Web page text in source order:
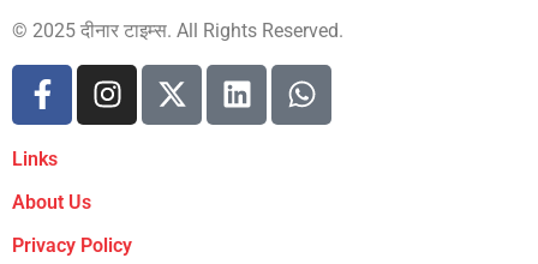
© 2025 दीनार टाइम्स. All Rights Reserved.
Links
About Us
Privacy Policy